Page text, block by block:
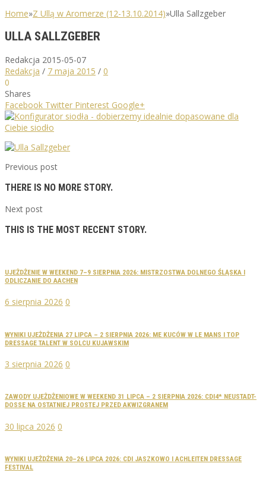
Home»Z Ullą w Aromerze (12-13.10.2014)»Ulla Sallzgeber
ULLA SALLZGEBER
Redakcja 2015-05-07
Redakcja / 7 maja 2015 / 0
0
Shares
Facebook Twitter Pinterest Google+
Previous post
THERE IS NO MORE STORY.
Next post
THIS IS THE MOST RECENT STORY.
UJEŻDŻENIE W WEEKEND 7–9 SIERPNIA 2026: MISTRZOSTWA DOLNEGO ŚLĄSKA I
ODLICZANIE DO AACHEN
6 sierpnia 2026 0
WYNIKI UJEŻDŻENIA 27 LIPCA – 2 SIERPNIA 2026: ME KUCÓW W LE MANS I TOP
DRESSAGE TALENT W SOLCU KUJAWSKIM
3 sierpnia 2026 0
ZAWODY UJEŻDŻENIOWE W WEEKEND 31 LIPCA – 2 SIERPNIA 2026: CDI4* NEUSTADT-
DOSSE NA OSTATNIEJ PROSTEJ PRZED AKWIZGRANEM
30 lipca 2026 0
WYNIKI UJEŻDŻENIA 20–26 LIPCA 2026: CDI JASZKOWO I ACHLEITEN DRESSAGE
FESTIVAL